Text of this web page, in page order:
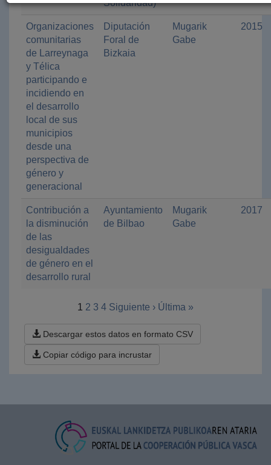
Solidaridad)
Organizaciones
comunitarias
de Larreynaga
y Télica
participando e
incidiendo en
el desarrollo
local de sus
municipios
desde una
perspectiva de
género y
generacional
Diputación
Foral de
Bizkaia
Mugarik
Gabe
2015
Contribución a
la disminución
de las
desigualdades
de género en el
desarrollo rural
Ayuntamiento
de Bilbao
Mugarik
Gabe
2017
1 2 3 4 Siguiente › Última »
Descargar estos datos en formato CSV
Copiar código para incrustar